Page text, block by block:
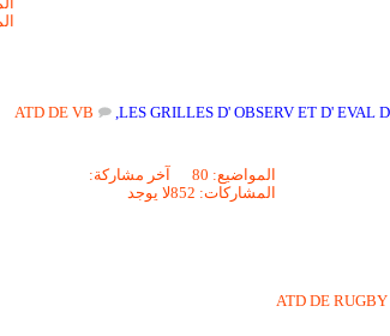
LES GRILLES D' OBSERV ET D' EVAL
,
ATD DE VB
ATD DE RUGBY
المواضيع: 80
المشاركات: 852
آخر مشاركة:
لا يوجد